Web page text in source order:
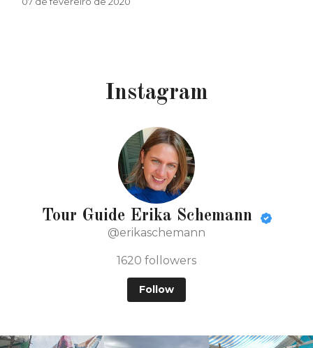
Instagram
Tour Guide Erika Schemann
@erikaschemann
1620 followers
Follow